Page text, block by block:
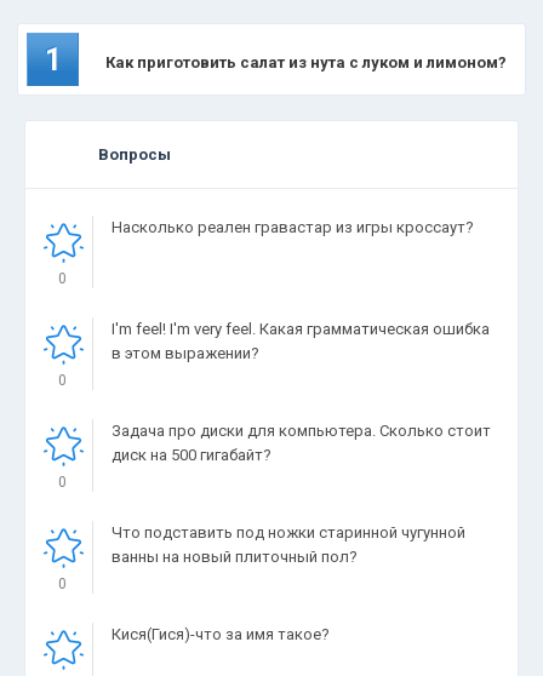
1 Как приготовить салат из нута с луком и лимоном?
Вопросы
0
Насколько реален гравастар из игры кроссаут?
0
I'm feel! I'm very feel. Какая грамматическая ошибка
в этом выражении?
0
Задача про диски для компьютера. Сколько стоит
диск на 500 гигабайт?
0
Что подставить под ножки старинной чугунной
ванны на новый плиточный пол?
Кися(Гися)-что за имя такое?